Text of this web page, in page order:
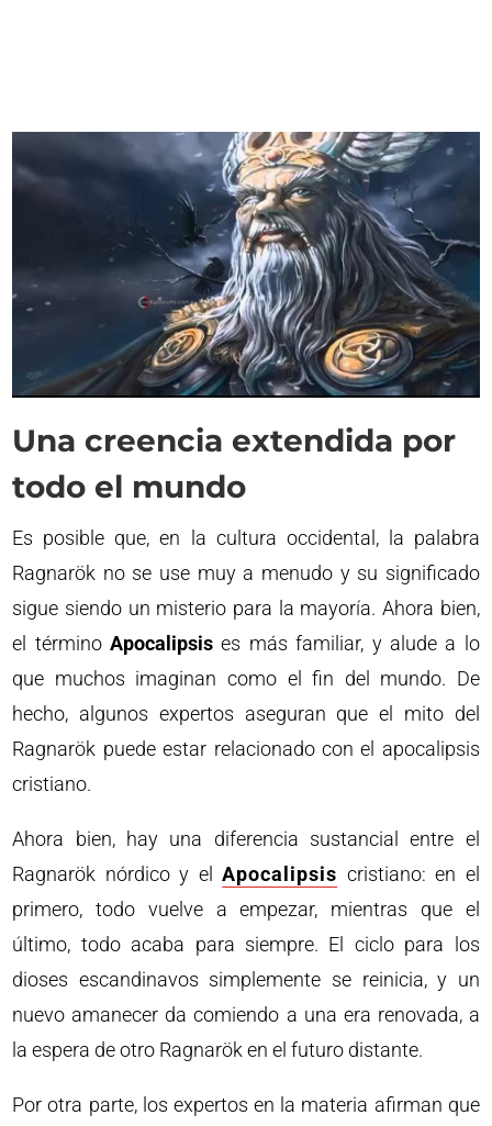
Una creencia extendida por
todo el mundo
Es posible que, en la cultura occidental, la palabra
Ragnarök no se use muy a menudo y su significado
sigue siendo un misterio para la mayoría. Ahora bien,
el términoApocalipsis es más familiar, y alude a lo
que muchos imaginan como el fin del mundo. De
hecho, algunos expertos aseguran que el mito del
Ragnarök puede estar relacionado con el apocalipsis
cristiano.
Ahora bien, hay una diferencia sustancial entre el
Ragnarök nórdico y elApocalipsis cristiano: en el
primero, todo vuelve a empezar, mientras que el
último, todo acaba para siempre. El ciclo para los
dioses escandinavos simplemente se reinicia, y un
nuevo amanecer da comiendo a una era renovada, a
la espera de otro Ragnarök en el futuro distante.
Por otra parte, los expertos en la materia afirman que